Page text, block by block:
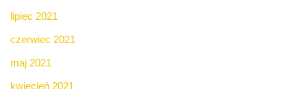
lipiec 2021
czerwiec 2021
maj 2021
kwiecień 2021